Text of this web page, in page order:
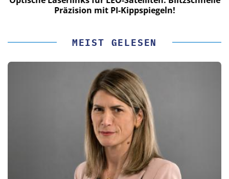
Präzision mit PI-Kippspiegeln!
MEIST GELESEN